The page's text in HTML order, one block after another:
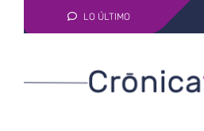
LO ÚLTIMO